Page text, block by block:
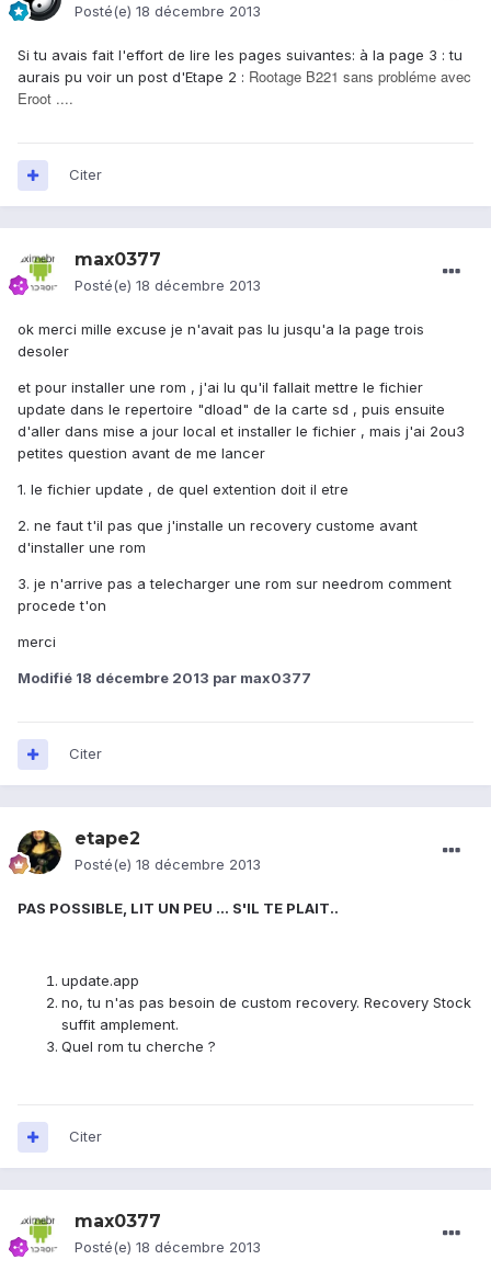
Posté(e) 18 décembre 2013
Si tu avais fait l'effort de lire les pages suivantes: à la page 3 : tu
aurais pu voir un post d'Etape 2 : Rootage B221 sans probléme avec
Eroot ....
Citer
max0377
Posté(e) 18 décembre 2013
ok merci mille excuse je n'avait pas lu jusqu'a la page trois
desoler
et pour installer une rom , j'ai lu qu'il fallait mettre le fichier
update dans le repertoire "dload" de la carte sd , puis ensuite
d'aller dans mise a jour local et installer le fichier , mais j'ai 2ou3
petites question avant de me lancer
1. le fichier update , de quel extention doit il etre
2. ne faut t'il pas que j'installe un recovery custome avant
d'installer une rom
3. je n'arrive pas a telecharger une rom sur needrom comment
procede t'on
merci
Modifié 18 décembre 2013 par max0377
Citer
etape2
Posté(e) 18 décembre 2013
PAS POSSIBLE, LIT UN PEU ... S'IL TE PLAIT..
update.app
no, tu n'as pas besoin de custom recovery. Recovery Stock
suffit amplement.
Quel rom tu cherche ?
Citer
max0377
Posté(e) 18 décembre 2013